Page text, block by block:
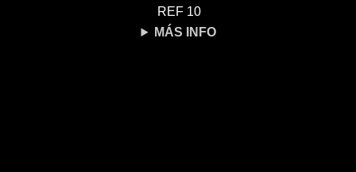
REF 10
MÁS INFO